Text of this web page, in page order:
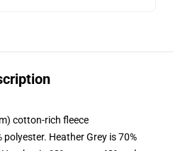
cotton-rich fleece
Heather Grey is 70%